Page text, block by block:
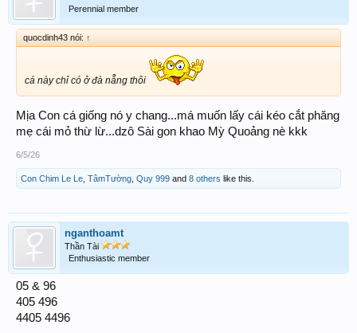
Perennial member
quocdinh43 nói: ↑
cá này chỉ có ở đà nẵng thôi
Mịa Con cá giống nó y chang...má muốn lấy cái kéo cắt phăng
mẹ cái mỏ thừ lừ...dzô Sài gon khao Mỳ Quoảng nè kkk
6/5/26
Con Chim Le Le TâmTường Quy 999 and 8 others like this.
nganthoamt
Thần Tài
Enthusiastic member
05 & 96
405 496
4405 4496